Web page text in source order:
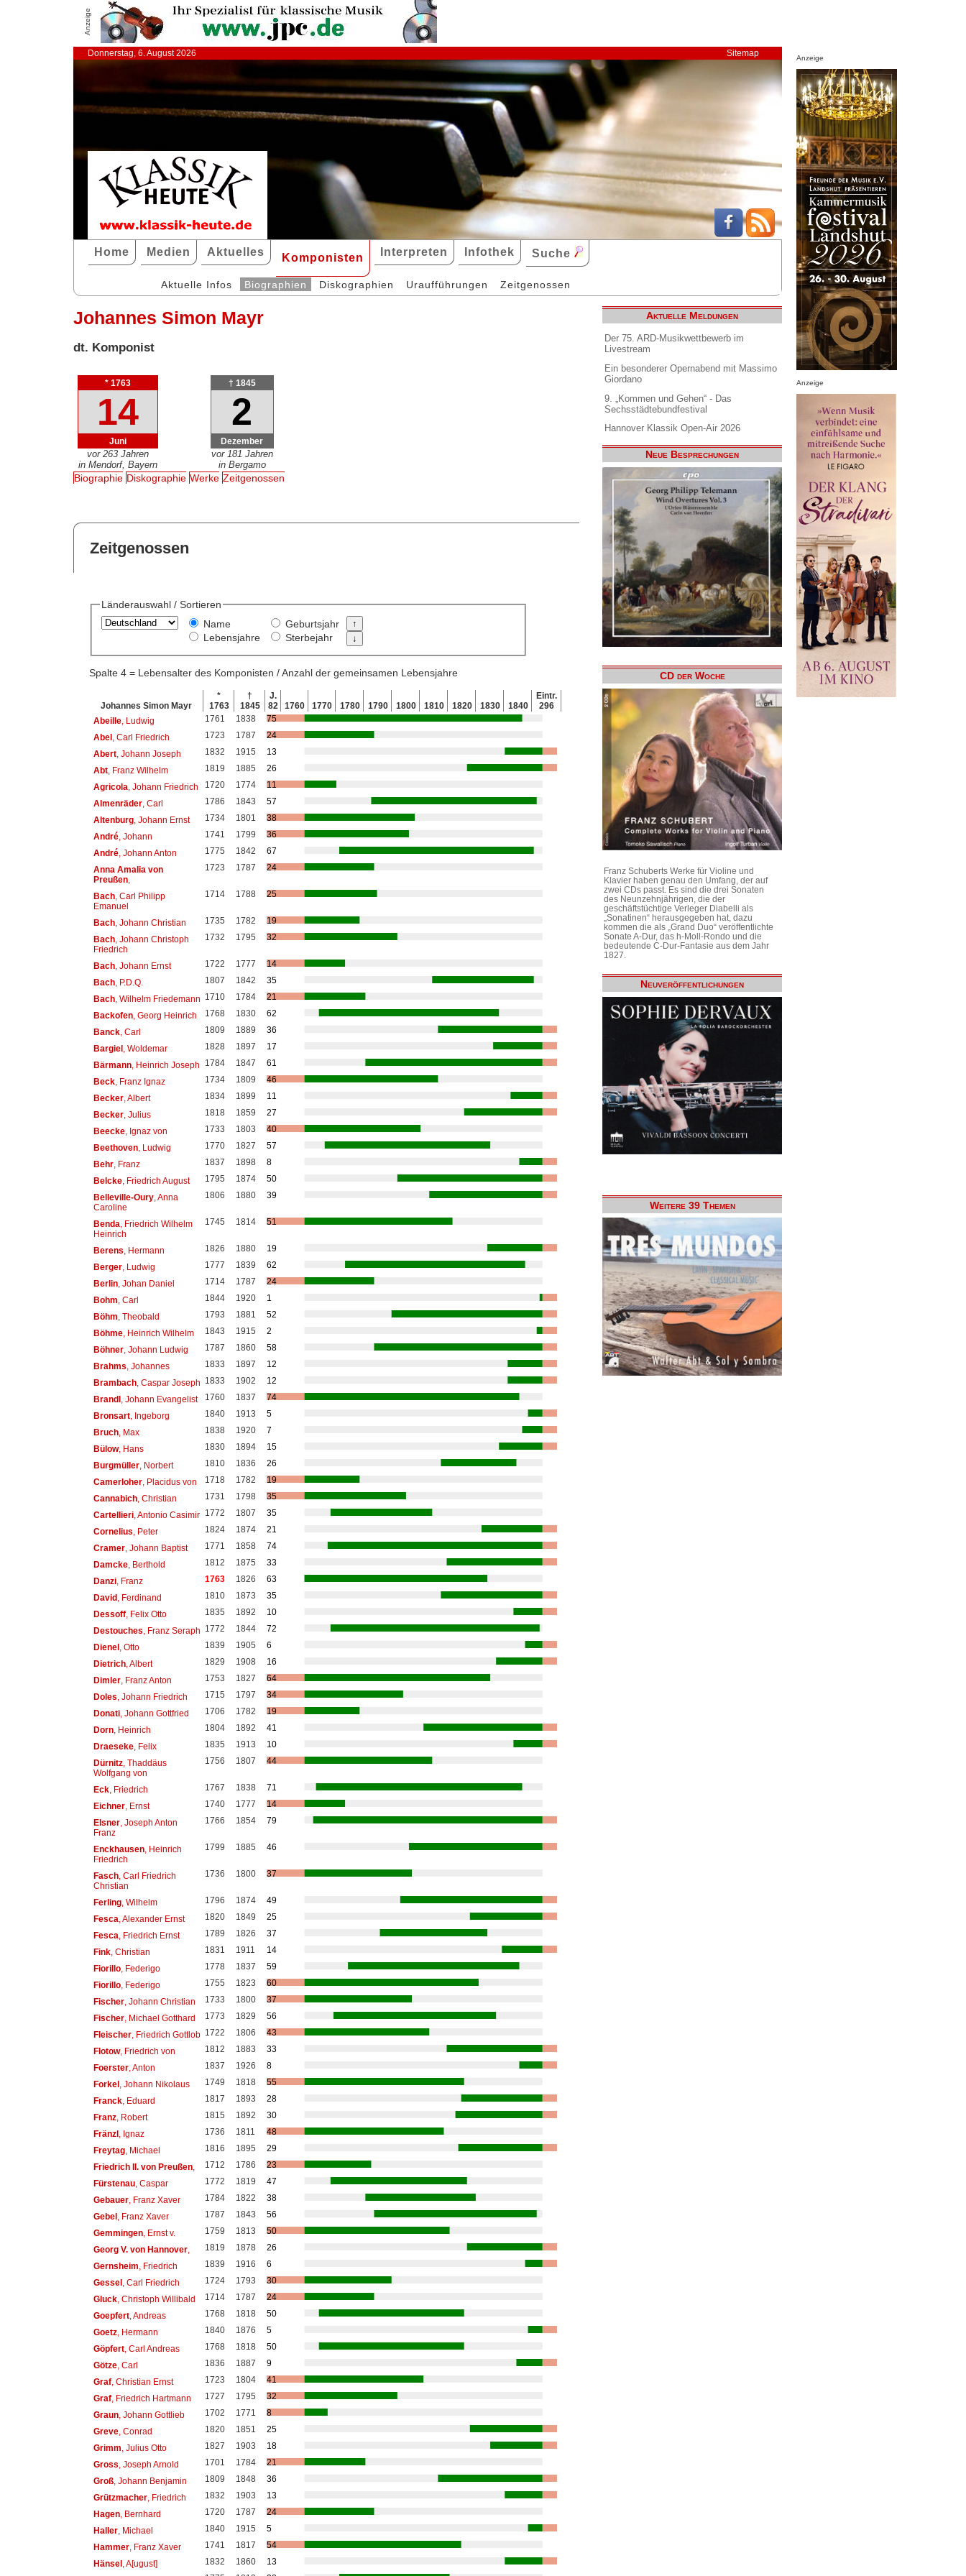
Anzeige
Donnerstag, 6. August 2026 Sitemap
Home Medien Aktuelles Komponisten Interpreten Infothek Suche
Aktuelle Infos Biographien Diskographien Uraufführungen Zeitgenossen
Johannes Simon Mayr
dt. Komponist
* 1763
14
Juni
vor 263 Jahren
in Mendorf, Bayern
† 1845
2
Dezember
vor 181 Jahren
in Bergamo
Biographie Diskographie Werke Zeitgenossen
Zeitgenossen
Länderauswahl / Sortieren
Name
Lebensjahre
Geburtsjahr
Sterbejahr
Spalte 4 = Lebensalter des Komponisten / Anzahl der gemeinsamen Lebensjahre
Johannes Simon Mayr
*
1763
†
1845
J.
82
1760 1770 1780 1790 1800 1810 1820 1830 1840
Eintr.
296
Abeille, Ludwig 1761 1838
75
Abel, Carl Friedrich 1723 1787
24
Abert, Johann Joseph 1832 1915
13
Abt, Franz Wilhelm 1819 1885
26
Agricola , Johann Friedrich 1720 1774
11
Almenräder, Carl 1786 1843
57
Altenburg, Johann Ernst 1734 1801
38
André, Johann 1741 1799
36
André, Johann Anton 1775 1842
67
Anna Amalia von
Preußen,
1723 1787 24
Bach, Carl Philipp
Emanuel
1714 1788 25
Bach, Johann Christian 1735 1782
19
Bach, Johann Christoph
Friedrich
1732 1795 32
Bach, Johann Ernst 1722 1777
14
Bach, P.D.Q. 1807 1842
35
Bach, Wilhelm Friedemann 1710 1784
21
Backofen, Georg Heinrich 1768 1830
62
Banck, Carl 1809 1889
36
Bargiel, Woldemar 1828 1897
17
Bärmann, Heinrich Joseph 1784 1847
61
Beck, Franz Ignaz 1734 1809
46
Becker, Albert 1834 1899
11
Becker, Julius 1818 1859
27
Beecke, Ignaz von 1733 1803
40
Beethoven, Ludwig 1770 1827
57
Behr, Franz 1837 1898
8
Belcke, Friedrich August 1795 1874
50
Belleville-Oury, Anna
Caroline
1806 1880 39
Benda , Friedrich Wilhelm
Heinrich
1745 1814 51
Berens , Hermann 1826 1880
19
Berger, Ludwig 1777 1839
62
Berlin, Johan Daniel 1714 1787
24
Bohm , Carl 1844 1920
1
Böhm , Theobald 1793 1881
52
Böhme, Heinrich Wilhelm 1843 1915
2
Böhner, Johann Ludwig 1787 1860
58
Brahms , Johannes 1833 1897
12
Brambach, Caspar Joseph 1833 1902
12
Brandl, Johann Evangelist 1760 1837
74
Bronsart, Ingeborg 1840 1913
5
Bruch, Max 1838 1920
7
Bülow, Hans 1830 1894
15
Burgmüller, Norbert 1810 1836
26
Camerloher, Placidus von 1718 1782
19
Cannabich, Christian 1731 1798
35
Cartellieri, Antonio Casimir 1772 1807
35
Cornelius , Peter 1824 1874
21
Cramer, Johann Baptist 1771 1858
74
Damcke, Berthold 1812 1875
33
Danzi, Franz 1763 1826
63
David, Ferdinand 1810 1873
35
Dessoff, Felix Otto 1835 1892
10
Destouches , Franz Seraph 1772 1844
72
Dienel, Otto 1839 1905
6
Dietrich, Albert 1829 1908
16
Dimler, Franz Anton 1753 1827
64
Doles , Johann Friedrich 1715 1797
34
Donati, Johann Gottfried 1706 1782
19
Dorn, Heinrich 1804 1892
41
Draeseke, Felix 1835 1913
10
Dürnitz, Thaddäus
Wolfgang von
1756 1807 44
Eck, Friedrich 1767 1838
71
Eichner, Ernst 1740 1777
14
Elsner, Joseph Anton
Franz
1766 1854 79
Enckhausen, Heinrich
Friedrich
1799 1885 46
Fasch, Carl Friedrich
Christian
1736 1800 37
Ferling, Wilhelm 1796 1874
49
Fesca , Alexander Ernst 1820 1849
25
Fesca , Friedrich Ernst 1789 1826
37
Fink, Christian 1831 1911
14
Fiorillo, Federigo 1778 1837
59
Fiorillo, Federigo 1755 1823
60
Fischer, Johann Christian 1733 1800
37
Fischer, Michael Gotthard 1773 1829
56
Fleischer, Friedrich Gottlob 1722 1806
43
Flotow, Friedrich von 1812 1883
33
Foerster, Anton 1837 1926
8
Forkel, Johann Nikolaus 1749 1818
55
Franck, Eduard 1817 1893
28
Franz, Robert 1815 1892
30
Fränzl, Ignaz 1736 1811
48
Freytag, Michael 1816 1895
29
Friedrich II. von Preußen, 1712 1786
23
Fürstenau, Caspar 1772 1819
47
Gebauer, Franz Xaver 1784 1822
38
Gebel, Franz Xaver 1787 1843
56
Gemmingen, Ernst v. 1759 1813
50
Georg V. von Hannover, 1819 1878
26
Gernsheim , Friedrich 1839 1916
6
Gessel, Carl Friedrich 1724 1793
30
Gluck, Christoph Willibald 1714 1787
24
Goepfert, Andreas 1768 1818
50
Goetz, Hermann 1840 1876
5
Göpfert, Carl Andreas 1768 1818
50
Götze, Carl 1836 1887
9
Graf, Christian Ernst 1723 1804
41
Graf, Friedrich Hartmann 1727 1795
32
Graun, Johann Gottlieb 1702 1771
8
Greve, Conrad 1820 1851
25
Grimm , Julius Otto 1827 1903
18
Gross , Joseph Arnold 1701 1784
21
Groß, Johann Benjamin 1809 1848
36
Grützmacher, Friedrich 1832 1903
13
Hagen, Bernhard 1720 1787
24
Haller, Michael 1840 1915
5
Hammer, Franz Xaver 1741 1817
54
Hänsel, A[ugust] 1832 1860
13
Aktuelle Meldungen
Der 75. ARD-Musikwettbewerb im
Livestream
Ein besonderer Opernabend mit Massimo
Giordano
9. „Kommen und Gehen“ - Das
Sechsstädtebundfestival
Hannover Klassik Open-Air 2026
Neue Besprechungen
CD der Woche
Franz Schuberts Werke für Violine und
Klavier haben genau den Umfang, der auf
zwei CDs passt. Es sind die drei Sonaten
des Neunzehnjährigen, die der
geschäftstüchtige Verleger Diabelli als
„Sonatinen“ herausgegeben hat, dazu
kommen die als „Grand Duo“ veröffentlichte
Sonate A-Dur, das h-Moll-Rondo und die
bedeutende C-Dur-Fantasie aus dem Jahr
1827.
Neuveröffentlichungen
Weitere 39 Themen
Anzeige
Anzeige